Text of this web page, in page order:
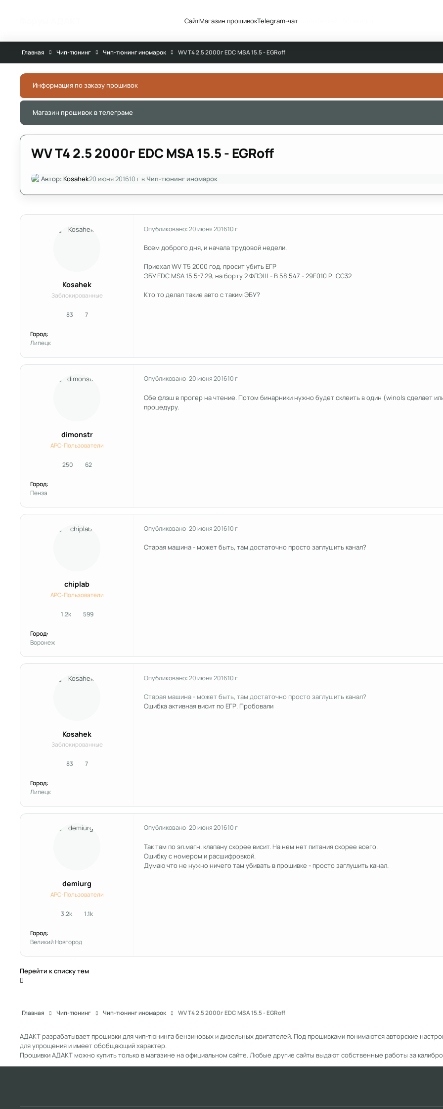
СайтМагазин прошивокTelegram-чатСообщество
Главная Чип-тюнинг Чип-тюнинг иномарок WV T4 2.5 2000г EDC MSA 15.5 - EGRoff
Информация по заказу прошивок
Магазин прошивок в телеграме
WV T4 2.5 2000г EDC MSA 15.5 - EGRoff
Автор: Kosahek20 июня 201610 гв Чип-тюнинг иномарок
Kosahek
Заблокированные
83сообщения
7Репутация
Город:
Липецк
Опубликовано:20 июня 201610 г
Всем доброго дня, и начала трудовой недели.
Приехал WV T5 2000 год, просит убить ЕГР
ЭБУ EDC MSA 15.5-7.29, на борту 2 ФЛЭШ - B 58 547 - 29F010 PLCC32
Кто то делал такие авто с таким ЭБУ?
dimonstr
APC-Пользователи
250сообщения
62
Репутация
Город:
Пенза
Опубликовано:20 июня 201610 г
Обе флэш в прогер на чтение. Потом бинарники нужно будет склеить в один (winols сделает
процедуру.
chiplab
APC-Пользователи
1.2kсообщения
599Репутация
Город:
Воронеж
Опубликовано:20 июня 201610 г
Старая машина - может быть, там достаточно просто заглушить канал?
Kosahek
Заблокированные
83сообщения
7Репутация
Город:
Липецк
Опубликовано:20 июня 201610 г
Старая машина - может быть, там достаточно просто заглушить канал?
Ошибка активная висит по ЕГР. Пробовали
demiurg
APC-Пользователи
3.2kсообщения
1.1kРепутация
Город:
Великий Новгород
Опубликовано:20 июня 201610 г
Так там по эл.магн. клапану скорее висит. На нем нет питания скорее всего.
Ошибку с номером и расшифровкой.
Думаю что не нужно ничего там убивать в прошивке - просто заглушить канал.
Перейти к списку тем
Главная Чип-тюнинг Чип-тюнинг иномарок WV T4 2.5 2000г EDC MSA 15.5 - EGRoff
АДАКТ разрабатывает прошивки для чип-тюнинга бензиновых и дизельных двигателей. Под прошивками понимаются авторские
для упрощения и имеет обобщающий характер.
Прошивки АДАКТ можно купить только в магазине на официальном сайте. Любые другие сайты выдают собственные работы за